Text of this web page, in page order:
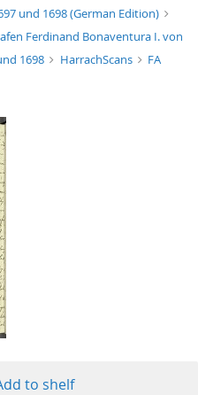
und 1698 (German Edition)
Ferdinand Bonaventura I. von
1698
HarrachScans
FA
to shelf